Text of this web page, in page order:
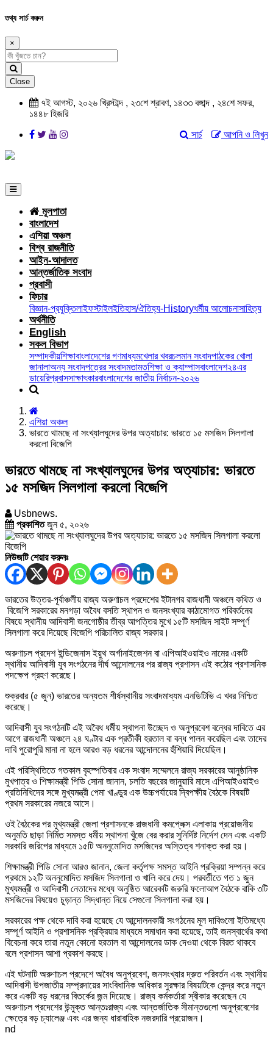
তথ্য সার্চ করুন
×
Close
৭ই আগস্ট, ২০২৬ খ্রিস্টাব্দ , ২৩শে শ্রাবণ, ১৪৩৩ বঙ্গাব্দ , ২৪শে সফর,
১৪৪৮ হিজরি
আপনি ও লিখুন
সার্চ
মূলপাতা
বাংলাদেশ
এশিয়া অঞ্চল
বিশ্ব রাজনীতি
আইন-আদালত
আন্তর্জাতিক সংবাদ
প্রবাসী
ফিচার
বিজ্ঞান-প্রযুক্তিলাইফস্টাইলইতিহাস/ঐতিহ্য-Historyধর্মীয় আলোচনাসাহিত্য
অর্থনীতি
English
সকল বিভাগ
সম্পাদকীয়শিক্ষাবাংলাদেশের গণমাধ্যমখেলার খবরচলমান সংবাদপাঠকের খোলা
জানালাঅন্য সংবাদপত্রের সংবাদমতামতশিক্ষা ও ক্যাম্পাসবাংলাদেশ২৪এর
ডায়েরিপ্রবাসসাক্ষাৎকারবাংলাদেশের জাতীয় নির্বাচন-২০২৬
এশিয়া অঞ্চল
ভারতে থামছে না সংখ্যালঘুদের উপর অত্যাচার: ভারতে ১৫ মসজিদ সিলগালা
করলো বিজেপি
ভারতে থামছে না সংখ্যালঘুদের উপর অত্যাচার: ভারতে
১৫ মসজিদ সিলগালা করলো বিজেপি
Usbnews.
প্রকাশিতজুন ৫, ২০২৬
নিউজটি শেয়ার করুনঃ
ভারতের উত্তর-পূর্বাঞ্চলীয় রাজ্য অরুণাচল প্রদেশের ইটানগর রাজধানী অঞ্চলে কথিত ও
বিজেপি সরকারের মনগড়া অবৈধ বসতি স্থাপন ও জনসংখ্যার কাঠামোগত পরিবর্তনের
বিষয়ে স্থানীয় আদিবাসী জনগোষ্ঠীর তীব্র আপত্তির মুখে ১৫টি মসজিদ সাইট সম্পূর্ণ
সিলগালা করে দিয়েছে বিজেপি পরিচালিত রাজ্য সরকার।
অরুণাচল প্রদেশ ইন্ডিজেনাস ইয়ুথ অর্গানাইজেশন বা এপিআইওয়াইও নামের একটি
স্থানীয় আদিবাসী যুব সংগঠনের দীর্ঘ আন্দোলনের পর রাজ্য প্রশাসন এই কঠোর প্রশাসনিক
পদক্ষেপ গ্রহণ করেছে।
শুক্রবার (৫ জুন) ভারতের অন্যতম শীর্ষস্থানীয় সংবাদমাধ্যম এনডিটিভি এ খবর নিশ্চিত
করেছে।
আদিবাসী যুব সংগঠনটি এই অবৈধ ধর্মীয় স্থাপনা উচ্ছেদ ও অনুপ্রবেশ বন্ধের দাবিতে এর
আগে রাজধানী অঞ্চলে ২৪ ঘণ্টার এক প্রতীকী হরতাল বা বন্ধ পালন করেছিল এবং তাদের
দাবি পুরোপুরি মানা না হলে আরও বড় ধরনের আন্দোলনের হুঁশিয়ারি দিয়েছিল।
এই পরিস্থিতিতে গতকাল বৃহস্পতিবার এক সংবাদ সম্মেলনে রাজ্য সরকারের আনুষ্ঠানিক
মুখপাত্র ও শিক্ষামন্ত্রী পিডি সোনা জানান, চলতি বছরের জানুয়ারি মাসে এপিআইওয়াইও
প্রতিনিধিদের সঙ্গে মুখ্যমন্ত্রী পেমা খাণ্ডুর এক উচ্চপর্যায়ের দ্বিপক্ষীয় বৈঠকে বিষয়টি
প্রথম সরকারের নজরে আসে।
ওই বৈঠকের পর মুখ্যমন্ত্রী জেলা প্রশাসনকে রাজধানী কমপ্লেক্স এলাকায় প্রয়োজনীয়
অনুমতি ছাড়া নির্মিত সমস্ত ধর্মীয় স্থাপনা খুঁজে বের করার সুনির্দিষ্ট নির্দেশ দেন এবং একটি
সরকারি জরিপের মাধ্যমে ১৫টি অননুমোদিত মসজিদের অস্তিত্ব শনাক্ত করা হয়।
শিক্ষামন্ত্রী পিডি সোনা আরও জানান, জেলা কর্তৃপক্ষ সমস্ত আইনি প্রক্রিয়া সম্পন্ন করে
প্রথমে ১২টি অননুমোদিত মসজিদ সিলগালা ও খালি করে দেয়। পরবর্তীতে গত ১ জুন
মুখ্যমন্ত্রী ও আদিবাসী নেতাদের মধ্যে অনুষ্ঠিত আরেকটি জরুরি ফলোআপ বৈঠকে বাকি ৩টি
মসজিদের বিষয়েও চূড়ান্ত সিদ্ধান্ত নিয়ে সেগুলো সিলগালা করা হয়।
সরকারের পক্ষ থেকে দাবি করা হয়েছে যে আন্দোলনকারী সংগঠনের মূল দাবিগুলো ইতিমধ্যে
সম্পূর্ণ আইনি ও প্রশাসনিক প্রক্রিয়ার মাধ্যমে সমাধান করা হয়েছে, তাই জনস্বার্থের কথা
বিবেচনা করে তারা নতুন কোনো হরতাল বা আন্দোলনের ডাক দেওয়া থেকে বিরত থাকবে
বলে প্রশাসন আশা প্রকাশ করছে।
এই ঘটনাটি অরুণাচল প্রদেশে অবৈধ অনুপ্রবেশ, জনসংখ্যার দ্রুত পরিবর্তন এবং স্থানীয়
আদিবাসী উপজাতীয় সম্প্রদায়ের সাংবিধানিক অধিকার সুরক্ষার বিষয়টিকে কেন্দ্র করে নতুন
করে একটি বড় ধরনের বিতর্কের জন্ম দিয়েছে। রাজ্য কর্মকর্তারা স্বীকার করেছেন যে
অরুণাচল প্রদেশের উন্মুক্ত আন্তঃরাজ্য এবং আন্তর্জাতিক সীমান্তগুলো অনুপ্রবেশের
ক্ষেত্রে বড় চ্যালেঞ্জ এবং এর জন্য ধারাবাহিক নজরদারি প্রয়োজন।
nd